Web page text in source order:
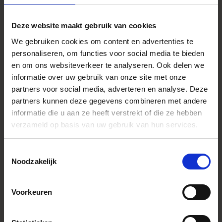
Deze website maakt gebruik van cookies
We gebruiken cookies om content en advertenties te
personaliseren, om functies voor social media te bieden
en om ons websiteverkeer te analyseren. Ook delen we
informatie over uw gebruik van onze site met onze
partners voor social media, adverteren en analyse. Deze
partners kunnen deze gegevens combineren met andere
informatie die u aan ze heeft verstrekt of die ze hebben
verzameld op basis van uw gebruik van hun services.
Noodzakelijk
Voorkeuren
Aantal
7（Rounded diaphragm)
Minimaal
diafragma
F22
Minimale
10.8cm
Maximale
vergroting
1:2
Afmetingen
lengte)
L-Mount
Magnetic metal lens cap FRONT CAP LCF55-01M,